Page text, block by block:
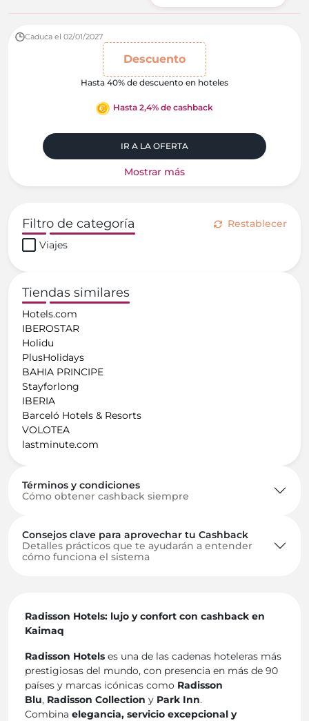
Caduca el 02/01/2027
Descuento
Hasta 40% de descuento en hoteles
Hasta 2,4% de cashback
IR A LA OFERTA
Mostrar más
Filtro de categoría
Restablecer
Viajes
Tiendas similares
Hotels.com
IBEROSTAR
Holidu
PlusHolidays
BAHIA PRINCIPE
Stayforlong
IBERIA
Barceló Hotels & Resorts
VOLOTEA
lastminute.com
Términos y condiciones
Cómo obtener cashback siempre
Consejos clave para aprovechar tu Cashback
Detalles prácticos que te ayudarán a entender
cómo funciona el sistema
Radisson Hotels: lujo y confort con cashback en
Kaimaq
Radisson Hotels es una de las cadenas hoteleras más
prestigiosas del mundo, con presencia en más de 90
países y marcas icónicas como Radisson
Blu, Radisson Collection y Park Inn.
Combina elegancia, servicio excepcional y